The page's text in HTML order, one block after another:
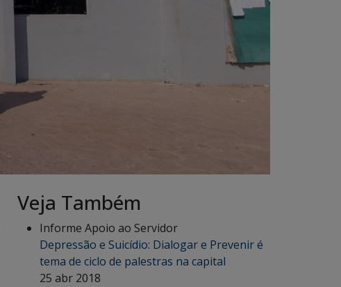
Veja Também
Informe Apoio ao Servidor
Depressão e Suicídio: Dialogar e Prevenir é
tema de ciclo de palestras na capital
25 abr 2018